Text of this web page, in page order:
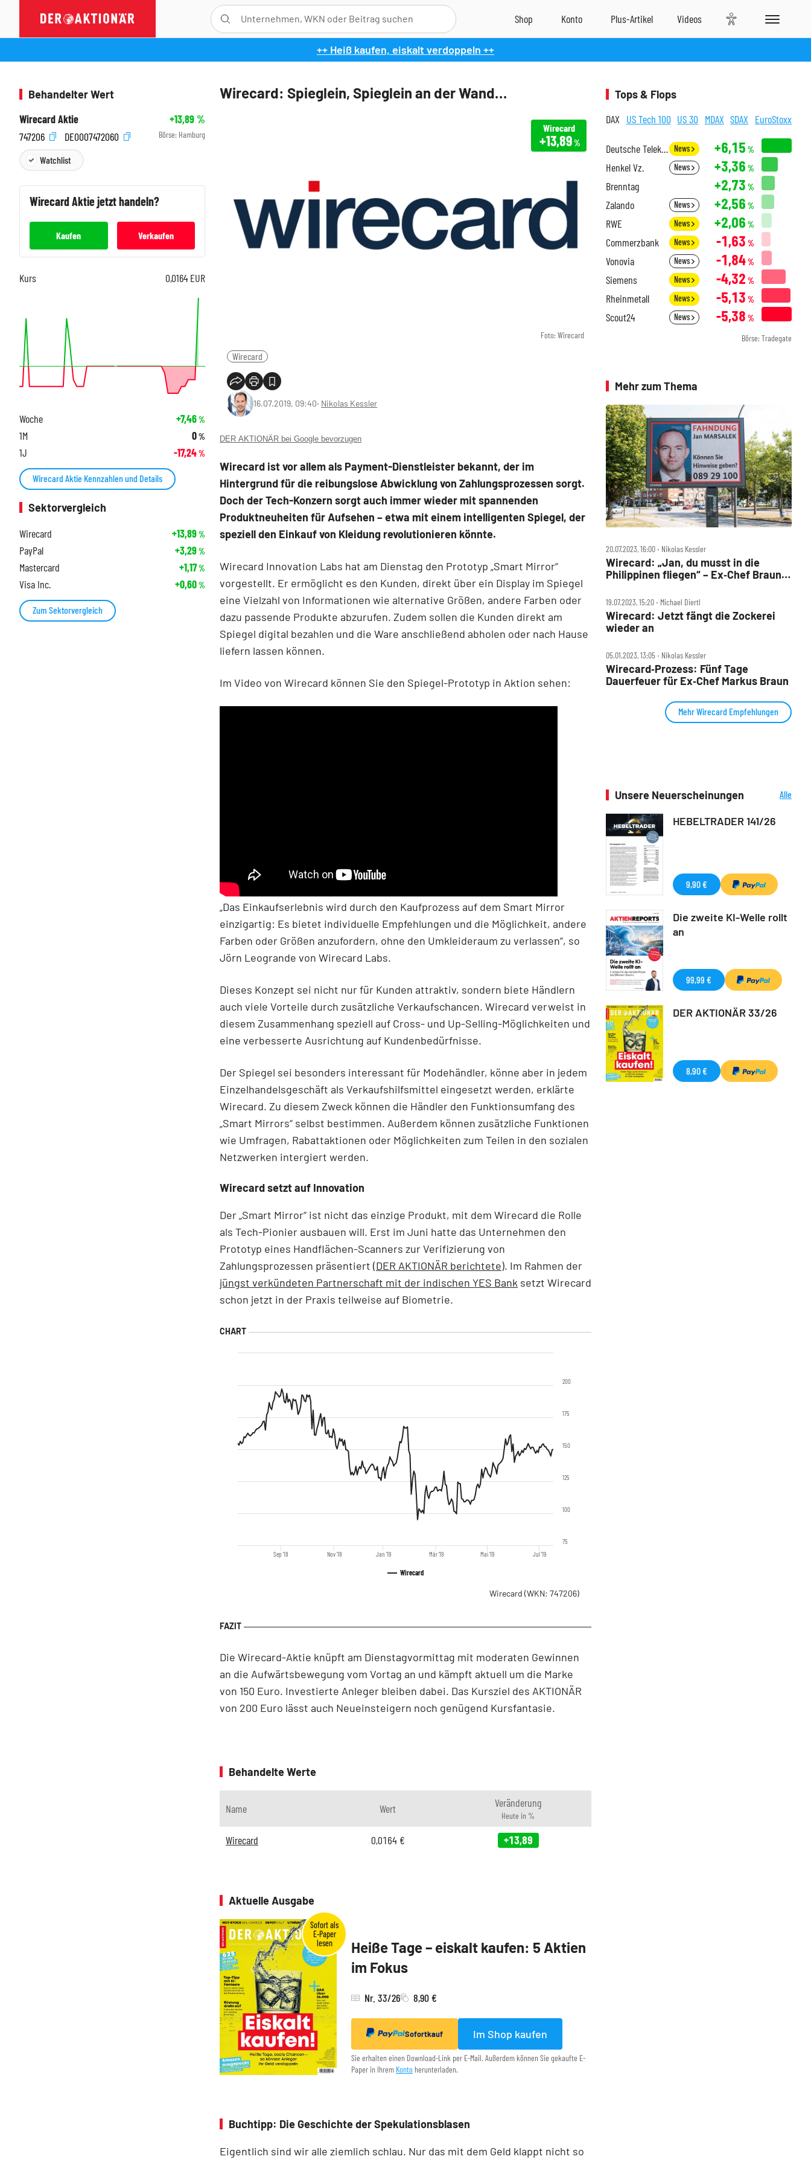
++ Heiß kaufen, eiskalt verdoppeln ++
Wirecard: Spieglein, Spieglein an der Wand…
Foto: Wirecard
Wirecard
+13,89%
Wirecard
16.07.2019, 09:40‧ Nikolas Kessler
DER AKTIONÄR bei Google bevorzugen
Wirecard ist vor allem als Payment-Dienstleister bekannt, der im
Hintergrund für die reibungslose Abwicklung von Zahlungsprozessen sorgt.
Doch der Tech-Konzern sorgt auch immer wieder mit spannenden
Produktneuheiten für Aufsehen – etwa mit einem intelligenten Spiegel, der
speziell den Einkauf von Kleidung revolutionieren könnte.
Wirecard Innovation Labs hat am Dienstag den Prototyp „Smart Mirror“
vorgestellt. Er ermöglicht es den Kunden, direkt über ein Display im Spiegel
eine Vielzahl von Informationen wie alternative Größen, andere Farben oder
dazu passende Produkte abzurufen. Zudem sollen die Kunden direkt am
Spiegel digital bezahlen und die Ware anschließend abholen oder nach Hause
liefern lassen können.
Im Video von Wirecard können Sie den Spiegel-Prototyp in Aktion sehen:
„Das Einkaufserlebnis wird durch den Kaufprozess auf dem Smart Mirror
einzigartig: Es bietet individuelle Empfehlungen und die Möglichkeit, andere
Farben oder Größen anzufordern, ohne den Umkleideraum zu verlassen“, so
Jörn Leogrande von Wirecard Labs.
Dieses Konzept sei nicht nur für Kunden attraktiv, sondern biete Händlern
auch viele Vorteile durch zusätzliche Verkaufschancen. Wirecard verweist in
diesem Zusammenhang speziell auf Cross- und Up-Selling-Möglichkeiten und
eine verbesserte Ausrichtung auf Kundenbedürfnisse.
Der Spiegel sei besonders interessant für Modehändler, könne aber in jedem
Einzelhandelsgeschäft als Verkaufshilfsmittel eingesetzt werden, erklärte
Wirecard. Zu diesem Zweck können die Händler den Funktionsumfang des
„Smart Mirrors“ selbst bestimmen. Außerdem können zusätzliche Funktionen
wie Umfragen, Rabattaktionen oder Möglichkeiten zum Teilen in den sozialen
Netzwerken intergiert werden.
Wirecard setzt auf Innovation
Der „Smart Mirror“ ist nicht das einzige Produkt, mit dem Wirecard die Rolle
als Tech-Pionier ausbauen will. Erst im Juni hatte das Unternehmen den
Prototyp eines Handflächen-Scanners zur Verifizierung von
Zahlungsprozessen präsentiert (DER AKTIONÄR berichtete). Im Rahmen der
jüngst verkündeten Partnerschaft mit der indischen YES Bank setzt Wirecard
schon jetzt in der Praxis teilweise auf Biometrie.
Wirecard
Sep '18 Nov '18 Jan '19 Mär '19 Mai '19 Jul '19
75
100
125
150
175
200
Wirecard (WKN: 747206)
Die Wirecard-Aktie knüpft am Dienstagvormittag mit moderaten Gewinnen
an die Aufwärtsbewegung vom Vortag an und kämpft aktuell um die Marke
von 150 Euro. Investierte Anleger bleiben dabei. Das Kursziel des AKTIONÄR
von 200 Euro lässt auch Neueinsteigern noch genügend Kursfantasie.
Behandelte Werte
Name Wert Veränderung
Heute in %
Wirecard 0,0164€ +13,89
Aktuelle Ausgabe
Heiße Tage – eiskalt kaufen: 5 Aktien
im Fokus
Nr. 33/26 8,90 €
Sofortkauf Im Shop kaufen
Sie erhalten einen Download-Link per E-Mail. Außerdem können Sie gekaufte E-
Paper in Ihrem Konto herunterladen.
Buchtipp: Die Geschichte der Spekulationsblasen
Eigentlich sind wir alle ziemlich schlau. Nur das mit dem Geld klappt nicht so
Behandelter Wert
Wirecard Aktie
+13,89%
747206
DE0007472060 Börse: Hamburg
Watchlist
WirecardAktie jetzt handeln?
Kaufen Verkaufen
Kurs 0,0164 EUR
Woche +7,46%
1M 0%
1J -17,24%
Wirecard Aktie Kennzahlen und Details
Sektorvergleich
Wirecard
+13,89%
PayPal +3,29%
Mastercard +1,17%
Visa Inc. +0,60%
Zum Sektorvergleich
Tops & Flops
DAX US Tech 100 US 30 MDAX SDAX EuroStoxx
Deutsche Telekom News +6,15 %
Henkel Vz. News +3,36 %
Brenntag +2,73 %
Zalando News +2,56 %
RWE News +2,06 %
Commerzbank News -1,63 %
Vonovia News -1,84%
Siemens News -4,32 %
Rheinmetall News -5,13 %
Scout24 News -5,38 %
Börse: Tradegate
Mehr zum Thema
20.07.2023, 16:00 ‧ Nikolas Kessler
Wirecard: „Jan, du musst in die
Philippinen fliegen“ – Ex‑Chef Braun
19.07.2023, 15:20 ‧ Michael Diertl
Wirecard: Jetzt fängt die Zockerei
wieder an
05.01.2023, 13:05 ‧ Nikolas Kessler
Wirecard‑Prozess: Fünf Tage
Dauerfeuer für Ex‑Chef Markus Braun
Mehr Wirecard Empfehlungen
Unsere Neuerscheinungen
Alle
HEBELTRADER 141/26
9,90 €
Die zweite KI-Welle rollt
an
99,99 €
DER AKTIONÄR 33/26
8,90 €